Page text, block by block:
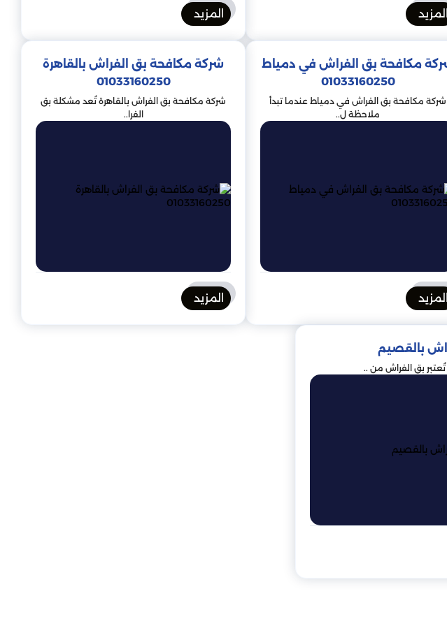
الموبوءة
تم تشكيل فريق خاص لتفتيش المنازل والأماكن العامة والفنادق للتأكد من خلوها من
التعرف على بق الفراش والتخلص منه.
على منازلهم نظيفة ومرتبة ، والمكنسة الكهربائية بانتظام وإبقاء أسرتهم بعيدة عن
في منع بق الفراش.
سيتم تدمير الأثاث والمراتب المليئة بق الفراش ، وسيتم رش المنطقة بالمبيدات
المزيد المزيد
مكافحة بق الفراش في دمياط
01033160250
شركة مكافحة بق الفراش في دمياط عندما تبدأ
ملاحظة ل..
المزيد
شركة مكافحة بق الفراش بالقاهرة
01033160250
شركة مكافحة بق الفراش بالقاهرة تُعد مشكلة بق
الفرا..
المزيد
بالقصيم
بق الفراش من ..